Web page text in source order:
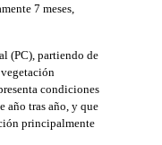
7 meses,
(PC), partiendo de
condiciones
año tras año, y que
principalmente